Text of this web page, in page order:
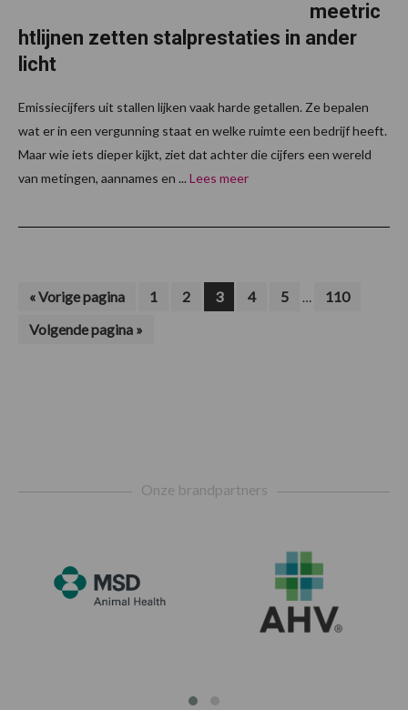
meetric
htlijnen zetten stalprestaties in ander
licht
Emissiecijfers uit stallen lijken vaak harde getallen. Ze bepalen
wat er in een vergunning staat en welke ruimte een bedrijf heeft.
Maar wie iets dieper kijkt, ziet dat achter die cijfers een wereld
van metingen, aannames en ... Lees meer
«Ga
Vorige pagina Pagina
1 Pagina
2 Pagina
3 Pagina
4 Pagina
5
Interim
… Pagina
110
Ga
naar
Volgende pagina »
Onze brandpartners